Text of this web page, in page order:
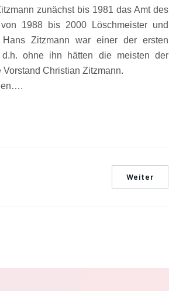
zunächst bis 1981 das Amt des
1988 bis 2000 Löschmeister und
Zitzmann war einer der ersten
ohne ihn hätten die meisten der
Christian Zitzmann.
Weiter